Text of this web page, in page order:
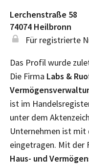
Lerchenstraße 58
74074 Heilbronn
Für registrierte
Das Profil wurde
Die Firma Labs &
ist im
unter dem
Unternehmen ist
eingetragen. Mit der
Haus- und